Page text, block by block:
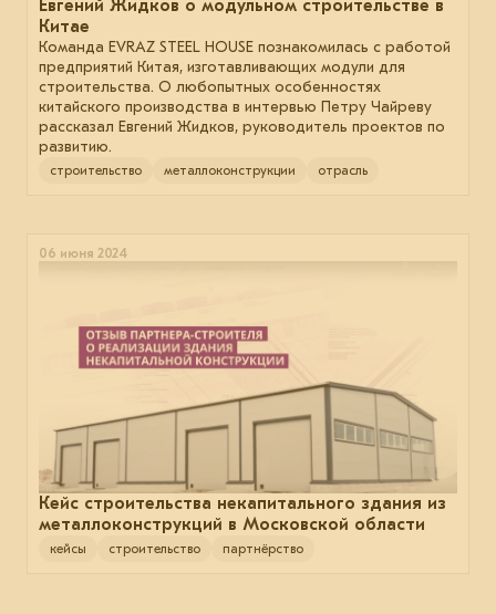
Евгений Жидков о модульном строительстве в
Китае
Команда EVRAZ STEEL HOUSE познакомилась с работой
предприятий Китая, изготавливающих модули для
строительства. О любопытных особенностях
китайского производства в интервью Петру Чайреву
рассказал Евгений Жидков, руководитель проектов по
развитию.
строительство металлоконструкции отрасль
06 июня 2024
Кейс строительства некапитального здания из
металлоконструкций в Московской области
кейсы строительство партнёрство